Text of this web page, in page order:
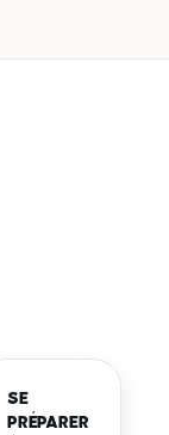
SE
PRÉPARER